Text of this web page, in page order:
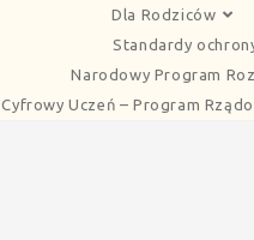
Dla Rodziców
Standardy
Narodowy Program
Cyfrowy Uczeń – Program